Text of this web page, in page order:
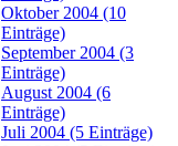
Oktober 2004 (10
Einträge)
September 2004 (3
Einträge)
August 2004 (6
Einträge)
Juli 2004 (5 Einträge)